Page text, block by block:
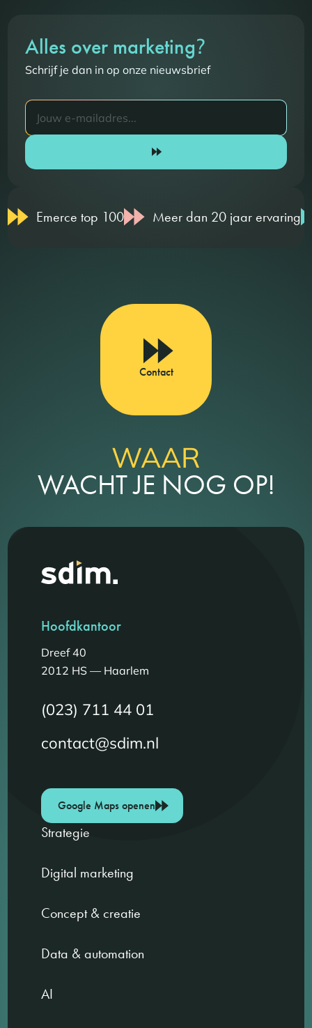
Alles over marketing?
Schrijf je dan in op onze nieuwsbrief
Emerce top 100 Meer dan 20 jaar ervaring
Contact
WAAR
WACHT JE NOG OP!
Hoofdkantoor
Dreef 40
2012 HS — Haarlem
(023) 711 44 01
contact@sdim.nl
Google Maps openen
Strategie
Digital marketing
Concept & creatie
Data & automation
AI